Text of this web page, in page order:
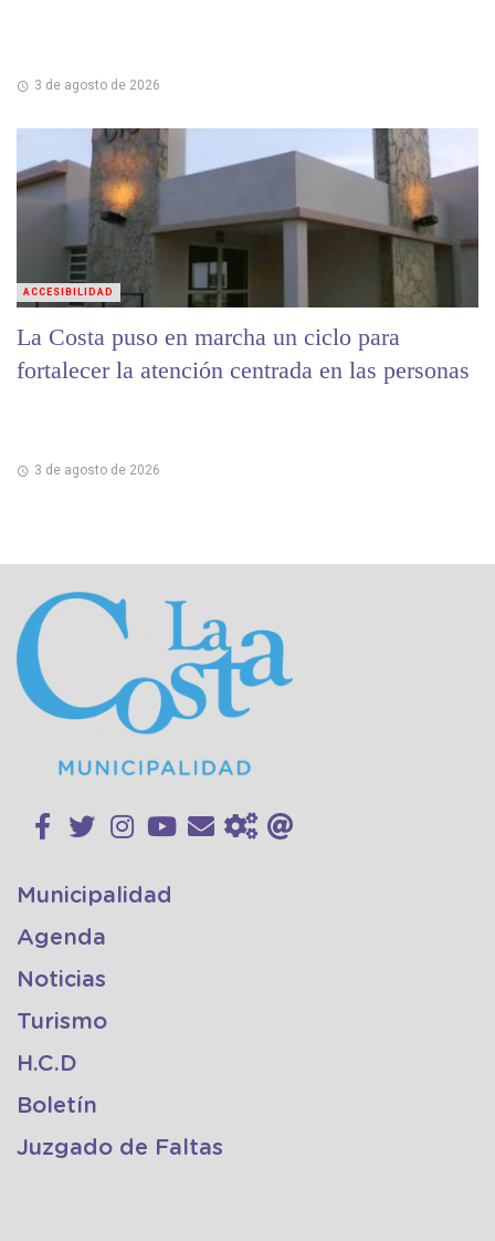
3 de agosto de 2026
La Costa puso en marcha un ciclo para
fortalecer la atención centrada en las personas
3 de agosto de 2026
ACCESIBILIDAD
Municipalidad
Agenda
Noticias
Turismo
H.C.D
Boletín
Juzgado de Faltas